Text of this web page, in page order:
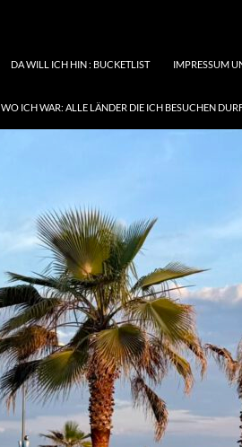
DA WILL ICH HIN : BUCKETLIST IMPRESSUM
WO ICH WAR: ALLE LÄNDER DIE ICH BESUCHEN